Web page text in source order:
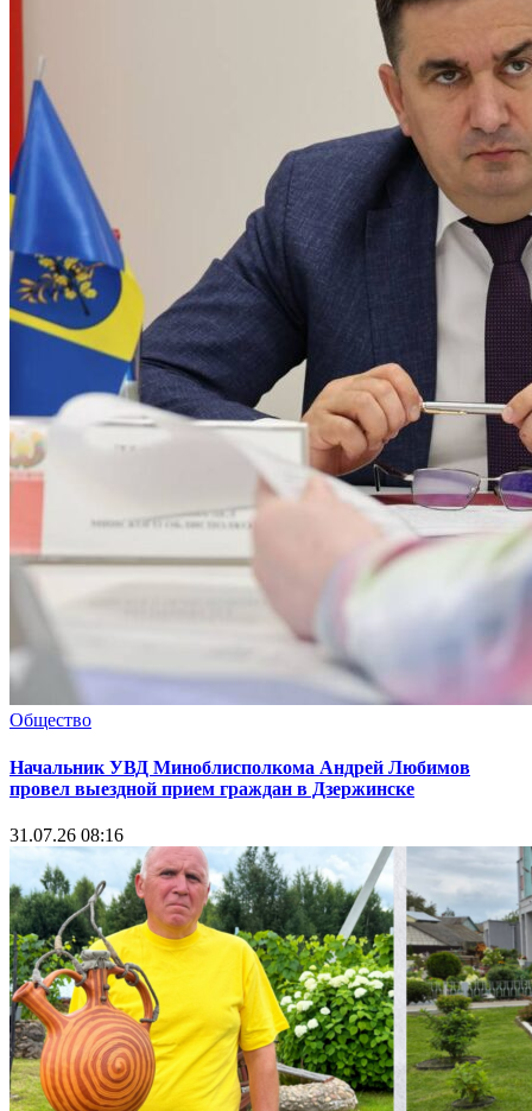
Общество
Начальник УВД Миноблисполкома Андрей Любимов
провел выездной прием граждан в Дзержинске
31.07.26 08:16